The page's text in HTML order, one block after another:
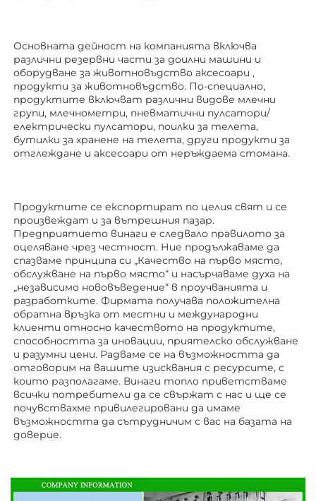
Основната дейност на компанията включва
различни резервни части за доилни машини и
оборудване за животновъдство аксесоари ,
продукти за животновъдство. По-специално,
продуктите включват различни видове млечни
групи, млечнометри, пневматични пулсатори/
електрически пулсатори, поилки за телета,
бутилки за хранене на телета, други продукти за
отглеждане и аксесоари от неръждаема стомана.
Продуктите се експортират по целия свят и се
произвеждат и за вътрешния пазар.
Предприятието винаги е следвало правилото за
оцеляване чрез честност. Ние продължаваме да
спазваме принципа си „Качество на първо място,
обслужване на първо място“ и насърчаваме духа на
„независимо нововъведение“ в проучванията и
разработките. Фирмата получава положителна
обратна връзка от местни и международни
клиенти относно качеството на продуктите,
способността за иновации, приятелско обслужване
и разумни цени. Радваме се на възможността да
отговорим на вашите изисквания с ресурсите, с
които разполагаме. Винаги топло приветстваме
всички потребители да се свържат с нас и ще се
почувствахме привилегировани да имаме
възможността да сътрудничим с вас на базата на
доверие.